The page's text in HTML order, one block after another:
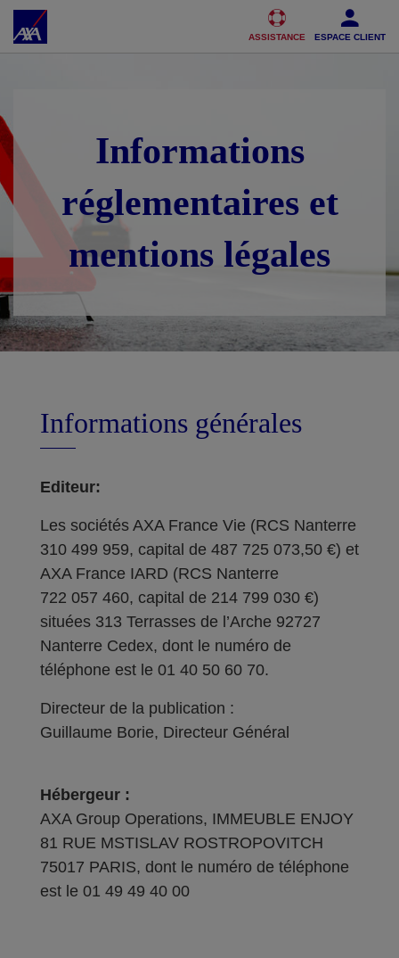
Accéder au Contenu Accéder au Pied de page
ASSISTANCE ESPACE CLIENT
Informations
réglementaires et
mentions légales
Informations générales
Editeur:
Les sociétés AXA France Vie (RCS Nanterre
310 499 959, capital de 487 725 073,50 €) et
AXA France IARD (RCS Nanterre
722 057 460, capital de 214 799 030 €)
situées 313 Terrasses de l’Arche 92727
Nanterre Cedex, dont le numéro de
téléphone est le 01 40 50 60 70.
Directeur de la publication :
Guillaume Borie, Directeur Général
Hébergeur :
AXA Group Operations, IMMEUBLE ENJOY
81 RUE MSTISLAV ROSTROPOVITCH
75017 PARIS, dont le numéro de téléphone
est le 01 49 49 40 00